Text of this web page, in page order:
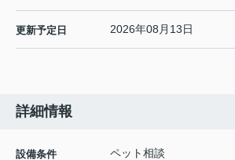
更新予定日 2026年08月13日
詳細情報
設備条件
ペット相談